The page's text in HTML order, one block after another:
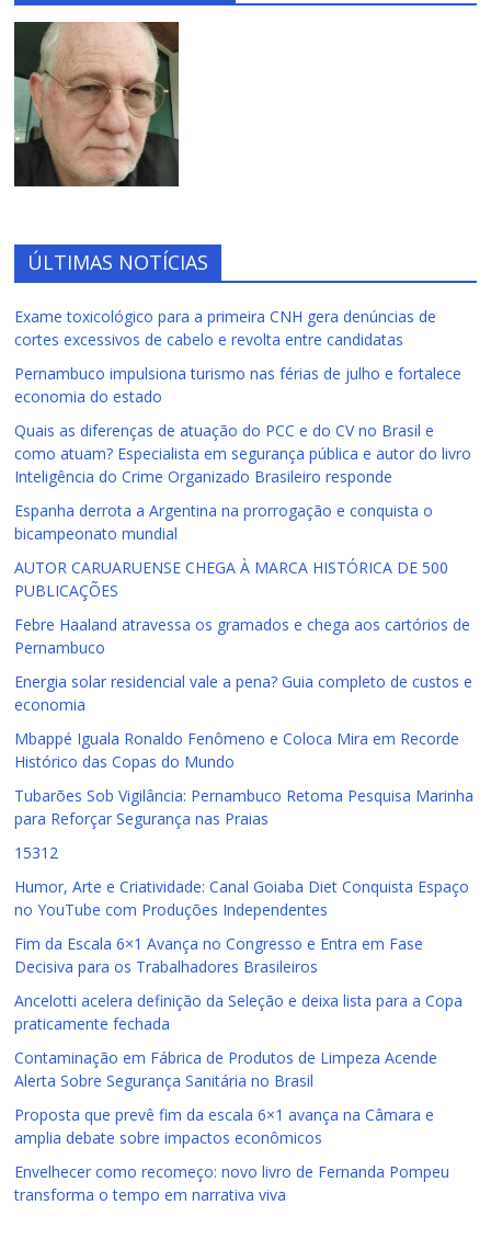
ÚLTIMAS NOTÍCIAS
Exame toxicológico para a primeira CNH gera denúncias de
cortes excessivos de cabelo e revolta entre candidatas
Pernambuco impulsiona turismo nas férias de julho e fortalece
economia do estado
Quais as diferenças de atuação do PCC e do CV no Brasil e
como atuam? Especialista em segurança pública e autor do livro
Inteligência do Crime Organizado Brasileiro responde
Espanha derrota a Argentina na prorrogação e conquista o
bicampeonato mundial
AUTOR CARUARUENSE CHEGA À MARCA HISTÓRICA DE 500
PUBLICAÇÕES
Febre Haaland atravessa os gramados e chega aos cartórios de
Pernambuco
Energia solar residencial vale a pena? Guia completo de custos e
economia
Mbappé Iguala Ronaldo Fenômeno e Coloca Mira em Recorde
Histórico das Copas do Mundo
Tubarões Sob Vigilância: Pernambuco Retoma Pesquisa Marinha
para Reforçar Segurança nas Praias
15312
Humor, Arte e Criatividade: Canal Goiaba Diet Conquista Espaço
no YouTube com Produções Independentes
Fim da Escala 6×1 Avança no Congresso e Entra em Fase
Decisiva para os Trabalhadores Brasileiros
Ancelotti acelera definição da Seleção e deixa lista para a Copa
praticamente fechada
Contaminação em Fábrica de Produtos de Limpeza Acende
Alerta Sobre Segurança Sanitária no Brasil
Proposta que prevê fim da escala 6×1 avança na Câmara e
amplia debate sobre impactos econômicos
Envelhecer como recomeço: novo livro de Fernanda Pompeu
transforma o tempo em narrativa viva